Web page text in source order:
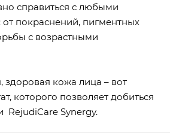
справиться с любыми
покраснений, пигментных
с возрастными
кожа лица – вот
которого позволяет добиться
RejudiCare Synergy.